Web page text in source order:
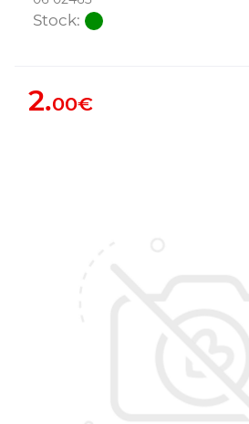
Stock:
2.00€